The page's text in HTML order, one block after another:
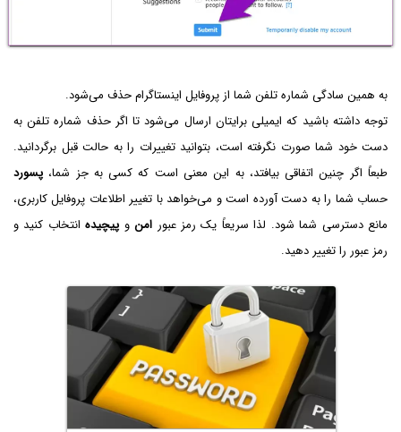
به همین سادگی شماره تلفن شما از پروفایل اینستاگرام حذف می‌شود.
توجه داشته باشید که ایمیلی برایتان ارسال می‌شود تا اگر حذف شماره تلفن به
دست خود شما صورت نگرفته است، بتوانید تغییرات را به حالت قبل برگردانید.
طبعاً اگر چنین اتفاقی بیافتد، به این معنی است که کسی به جز شما، پسورد
حساب شما را به دست آورده است و می‌خواهد با تغییر اطلاعات پروفایل کاربری،
مانع دسترسی شما شود. لذا سریعاً یک رمز عبور امنو پیچیده‌انتخاب کنید و
رمز عبور را تغییر دهید.